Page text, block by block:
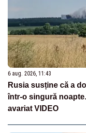
6 aug. 2026, 11:43
Rusia susține că a
într-o singură
avariat VIDEO